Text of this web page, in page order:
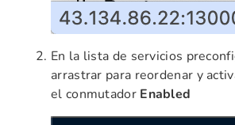
En la lista de servicios
arrastrar para reordenar y
el conmutador Enabled